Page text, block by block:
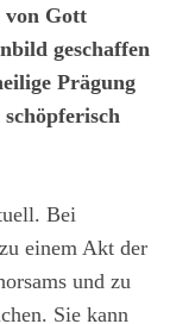
Gott
geschaffen
Prägung
Bei
einem Akt der
und zu
Sie kann